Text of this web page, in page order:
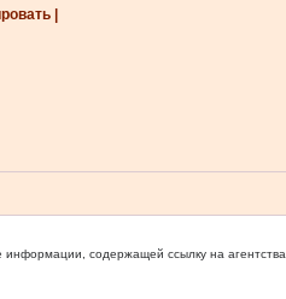
|
содержащей ссылку на